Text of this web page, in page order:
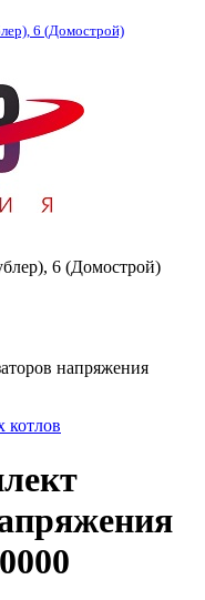
6 (Домострой)
6 (Домострой)
напряжения